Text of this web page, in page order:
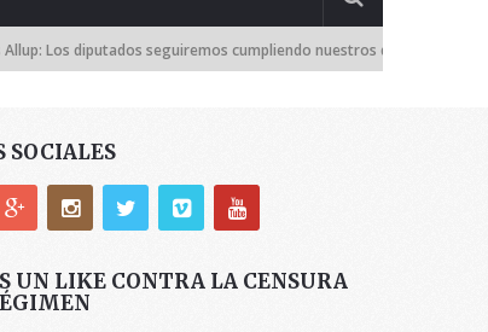
seguiremos cumpliendo nuestros deberes constitucionales
SOCIALES
UN LIKE CONTRA LA CENSURA